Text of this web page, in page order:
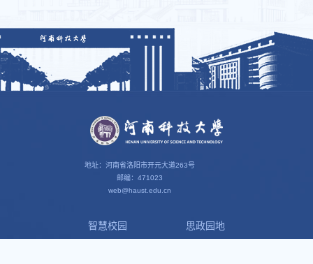
地址：河南省洛阳市开元大道263号
邮编：471023
web@haust.edu.cn
智慧校园 思政园地